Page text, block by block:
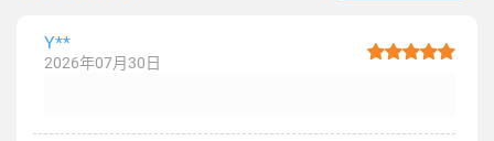
Y**
2026年07月30日